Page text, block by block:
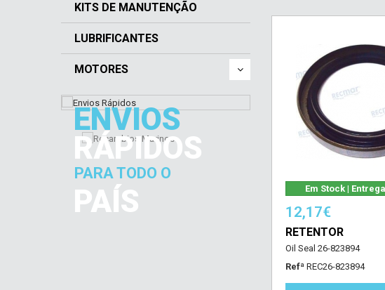
KITS DE MANUTENÇÃO
LUBRIFICANTES
MOTORES
ENVIOS
RÁPIDOS
PARA TODO O
PAÍS Em Stock |
12,17€
RETENTOR
Oil Seal 26-823894
Refª REC26-823894